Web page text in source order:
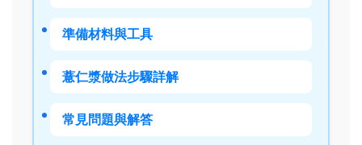
準備材料與工具
薏仁漿做法步驟詳解
常見問題與解答